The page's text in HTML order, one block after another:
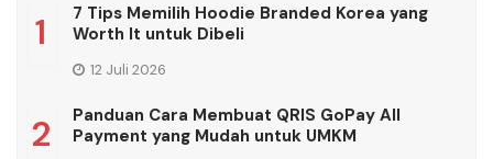
1
7 Tips Memilih Hoodie Branded Korea yang
Worth It untuk Dibeli
12 Juli 2026
2
Panduan Cara Membuat QRIS GoPay All
Payment yang Mudah untuk UMKM